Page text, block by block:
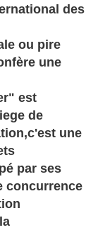
des
ou pire
une
est
de
une
par ses
concurrence